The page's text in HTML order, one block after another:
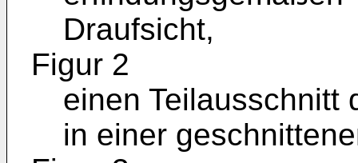
Draufsicht,
Figur 2
einen Teilausschnitt
in einer